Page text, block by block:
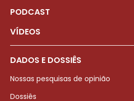
PODCAST
VÍDEOS
DADOS E DOSSIÊS
Nossas pesquisas de opinião
Dossiês